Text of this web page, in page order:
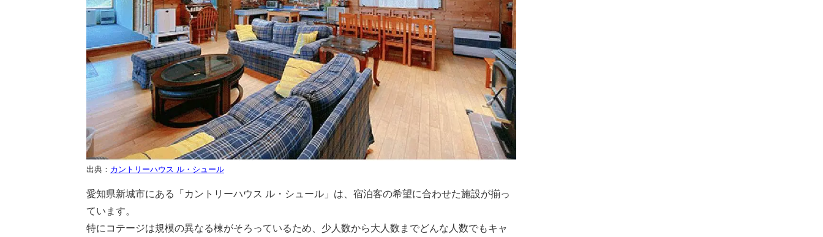
出典： カントリーハウス ル・シュール
愛知県新城市にある「カントリーハウス ル・シュール」は、宿泊客の希望に合わせた施設が揃っ
ています。
特にコテージは規模の異なる棟がそろっているため、少人数から大人数までどんな人数でもキャ